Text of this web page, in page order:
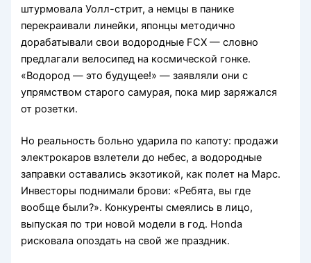
штурмовала Уолл-стрит, а немцы в панике
перекраивали линейки, японцы методично
дорабатывали свои водородные FCX — словно
предлагали велосипед на космической гонке.
«Водород — это будущее!» — заявляли они с
упрямством старого самурая, пока мир заряжался
от розетки.
Но реальность больно ударила по капоту: продажи
электрокаров взлетели до небес, а водородные
заправки оставались экзотикой, как полет на Марс.
Инвесторы поднимали брови: «Ребята, вы где
вообще были?». Конкуренты смеялись в лицо,
выпуская по три новой модели в год. Honda
рисковала опоздать на свой же праздник.